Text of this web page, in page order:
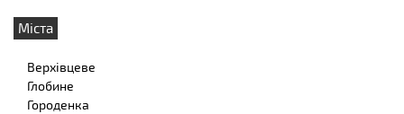
Міста
Верхівцеве
Глобине
Городенка